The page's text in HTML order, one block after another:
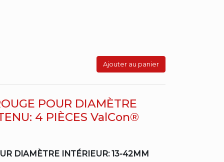
Ajouter au panier
POUR DIAMÈTRE
4 PIÈCES ValCon®
DIAMÈTRE INTÉRIEUR: 13-42MM